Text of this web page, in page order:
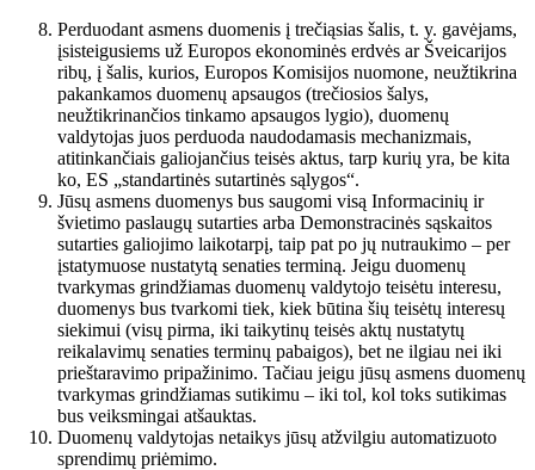
Perduodant asmens duomenis į trečiąsias šalis, t. y. gavėjams,
įsisteigusiems už Europos ekonominės erdvės ar Šveicarijos
ribų, į šalis, kurios, Europos Komisijos nuomone, neužtikrina
pakankamos duomenų apsaugos (trečiosios šalys,
neužtikrinančios tinkamo apsaugos lygio), duomenų
valdytojas juos perduoda naudodamasis mechanizmais,
atitinkančiais galiojančius teisės aktus, tarp kurių yra, be kita
ko, ES „standartinės sutartinės sąlygos“.
Jūsų asmens duomenys bus saugomi visą Informacinių ir
švietimo paslaugų sutarties arba Demonstracinės sąskaitos
sutarties galiojimo laikotarpį, taip pat po jų nutraukimo – per
įstatymuose nustatytą senaties terminą. Jeigu duomenų
tvarkymas grindžiamas duomenų valdytojo teisėtu interesu,
duomenys bus tvarkomi tiek, kiek būtina šių teisėtų interesų
siekimui (visų pirma, iki taikytinų teisės aktų nustatytų
reikalavimų senaties terminų pabaigos), bet ne ilgiau nei iki
prieštaravimo pripažinimo. Tačiau jeigu jūsų asmens duomenų
tvarkymas grindžiamas sutikimu – iki tol, kol toks sutikimas
bus veiksmingai atšauktas.
Duomenų valdytojas netaikys jūsų atžvilgiu automatizuoto
sprendimų priėmimo.